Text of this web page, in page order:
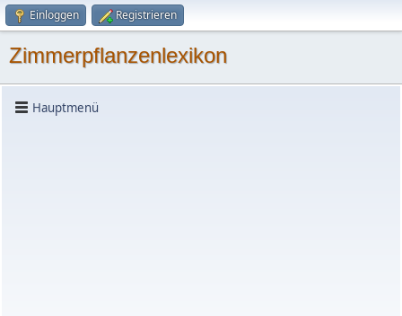
Einloggen Registrieren
Zimmerpflanzenlexikon
Hauptmenü